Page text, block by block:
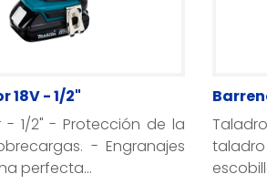
18V - 1/2"
- 1/2" - Protección de la
- Engranajes
perfecta...